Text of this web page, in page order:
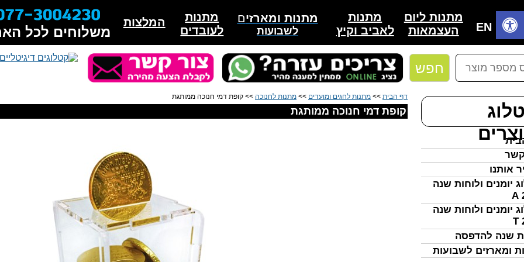
חפש
אותנו
יומנים ולוחות שנה
יומנים ולוחות שנה
שנה להדפסה
ומארזים לשבועות
EN
מתנות
לאביב וקיץ
המלצות
מתנות
לעובדים
מתנות ומארזים
לשבועות
מתנות ליום
העצמאות
משלוחים לכל
דף הבית >> מתנות לחגים ומועדים >> מתנות לחנוכה >> קופת דמי חנוכה ממותגת
קופת דמי חנוכה ממותגת